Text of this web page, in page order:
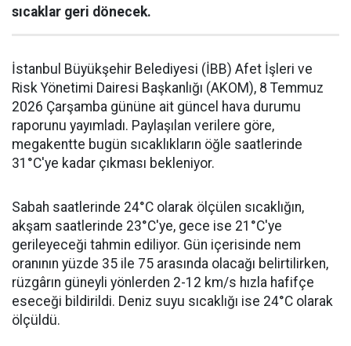
sıcaklar geri dönecek.
İstanbul Büyükşehir Belediyesi (İBB) Afet İşleri ve
Risk Yönetimi Dairesi Başkanlığı (AKOM), 8 Temmuz
2026 Çarşamba gününe ait güncel hava durumu
raporunu yayımladı. Paylaşılan verilere göre,
megakentte bugün sıcaklıkların öğle saatlerinde
31°C'ye kadar çıkması bekleniyor.
Sabah saatlerinde 24°C olarak ölçülen sıcaklığın,
akşam saatlerinde 23°C'ye, gece ise 21°C'ye
gerileyeceği tahmin ediliyor. Gün içerisinde nem
oranının yüzde 35 ile 75 arasında olacağı belirtilirken,
rüzgârın güneyli yönlerden 2-12 km/s hızla hafifçe
eseceği bildirildi. Deniz suyu sıcaklığı ise 24°C olarak
ölçüldü.